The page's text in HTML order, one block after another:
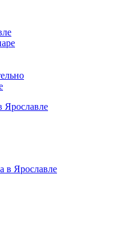
Ярославле
в Ярославле